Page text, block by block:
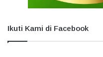
Ikuti Kami di Facebook